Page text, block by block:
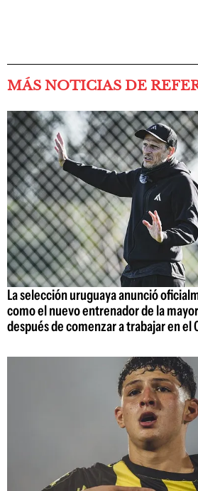
MÁS NOTICIAS DE
La selección uruguaya anunció
como el nuevo entrenador de la
después de comenzar a trabajar en el